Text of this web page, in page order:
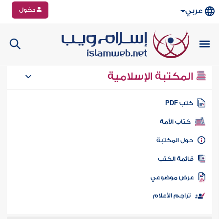
عربي دخول
المكتبة الإسلامية
كتب PDF
كتاب الأمة
المكتبة
الكتب
موضوعي